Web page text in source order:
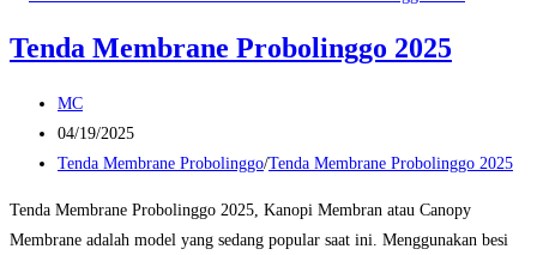
Tenda Membrane Probolinggo 2025
Post
author:
MC
Post
published:
04/19/2025
Post
Tenda Membrane Probolinggo/Tenda Membrane Probolinggo 2025
Tenda Membrane Probolinggo 2025, Kanopi Membran atau Canopy
Membrane adalah model yang sedang popular saat ini. Menggunakan besi